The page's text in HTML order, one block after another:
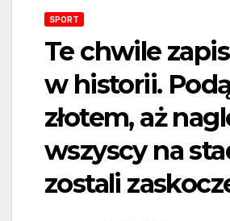
SPORT
Te chwile
w historii.
złotem, aż
wszyscy na
zostali